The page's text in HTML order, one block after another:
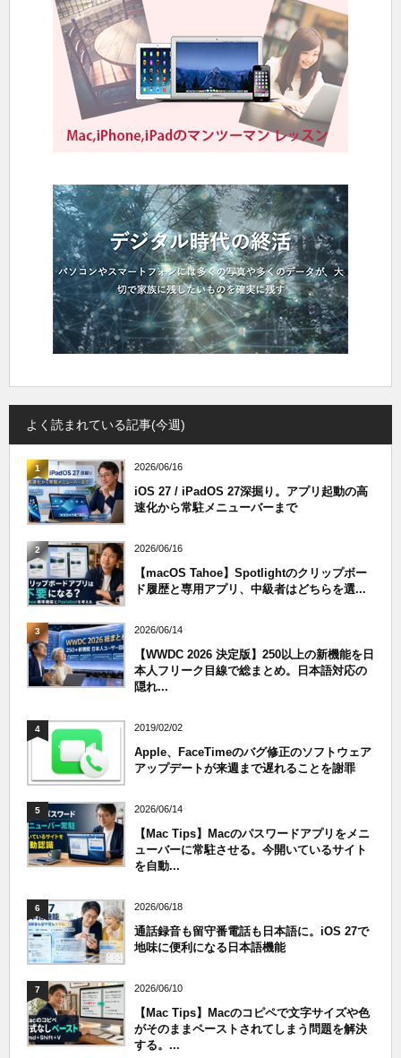
よく読まれている記事(今週)
1 2026/06/16
iOS 27 / iPadOS 27深掘り。アプリ起動の高
速化から常駐メニューバーまで
2 2026/06/16
【macOS Tahoe】Spotlightのクリップボー
ド履歴と専用アプリ、中級者はどちらを選...
3 2026/06/14
【WWDC 2026 決定版】250以上の新機能を日
本人フリーク目線で総まとめ。日本語対応の
隠れ...
4 2019/02/02
Apple、FaceTimeのバグ修正のソフトウェア
アップデートが来週まで遅れることを謝罪
5 2026/06/14
【Mac Tips】Macのパスワードアプリをメニ
ューバーに常駐させる。今開いているサイト
を自動...
6 2026/06/18
通話録音も留守番電話も日本語に。iOS 27で
地味に便利になる日本語機能
7 2026/06/10
【Mac Tips】Macのコピペで文字サイズや色
がそのままペーストされてしまう問題を解決
する。...